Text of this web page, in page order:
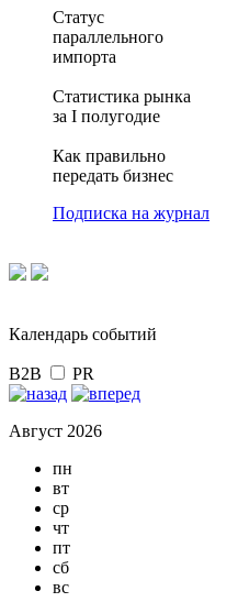
Статус
параллельного
импорта
Статистика рынка
за I полугодие
Как правильно
передать бизнес
Подписка на журнал
Календарь событий
B2B PR
Август 2026
пн
вт
ср
чт
пт
сб
вс